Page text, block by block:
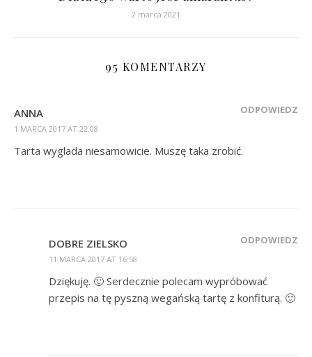
2 marca 2021
95 KOMENTARZY
ANNA
1 MARCA 2017 AT 22:08
ODPOWIEDZ
Tarta wyglada niesamowicie. Muszę taka zrobić.
DOBRE ZIELSKO
11 MARCA 2017 AT 16:58
ODPOWIEDZ
Dziękuję. 🙂 Serdecznie polecam wypróbować
przepis na tę pyszną wegańską tartę z konfiturą. 🙂